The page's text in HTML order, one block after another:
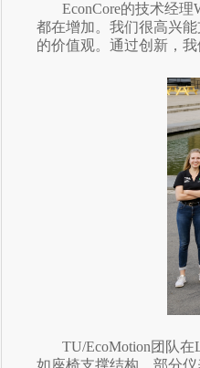
EconCore的技术经
都在增加。我们很高兴
的价值观。通过创新，
TU/EcoMotion团队在
如座椅支撑结构、部分